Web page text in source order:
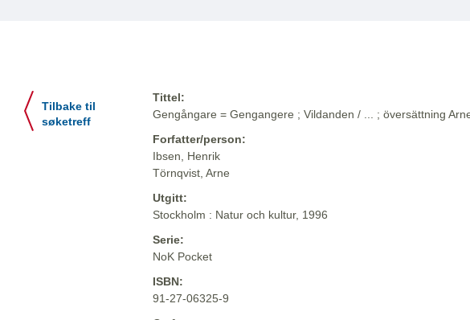
Tilbake til
søketreff
Tittel:
Gengångare = Gengangere ; Vildanden / ... ; översättning
Forfatter/person:
Ibsen, Henrik
Törnqvist, Arne
Utgitt:
Stockholm : Natur och kultur, 1996
Serie:
NoK Pocket
ISBN:
91-27-06325-9